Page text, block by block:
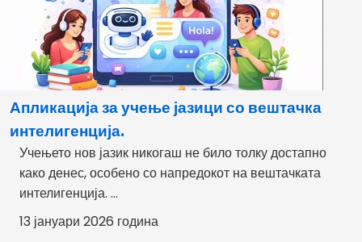
Апликација за учење јазици со вештачка
интелигенција.
Учењето нов јазик никогаш не било толку достапно
како денес, особено со напредокот на вештачката
интелигенција. ...
13 јануари 2026 година